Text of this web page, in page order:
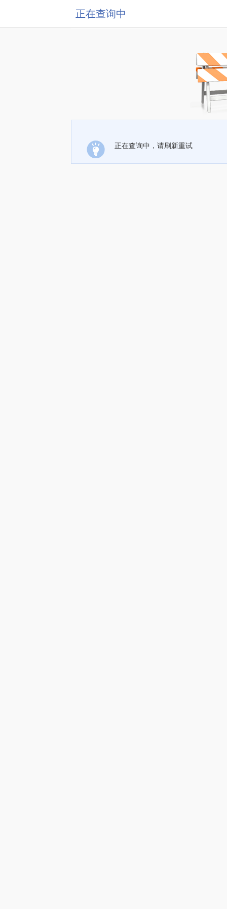
正在查询中
正在查询中，请刷新重试